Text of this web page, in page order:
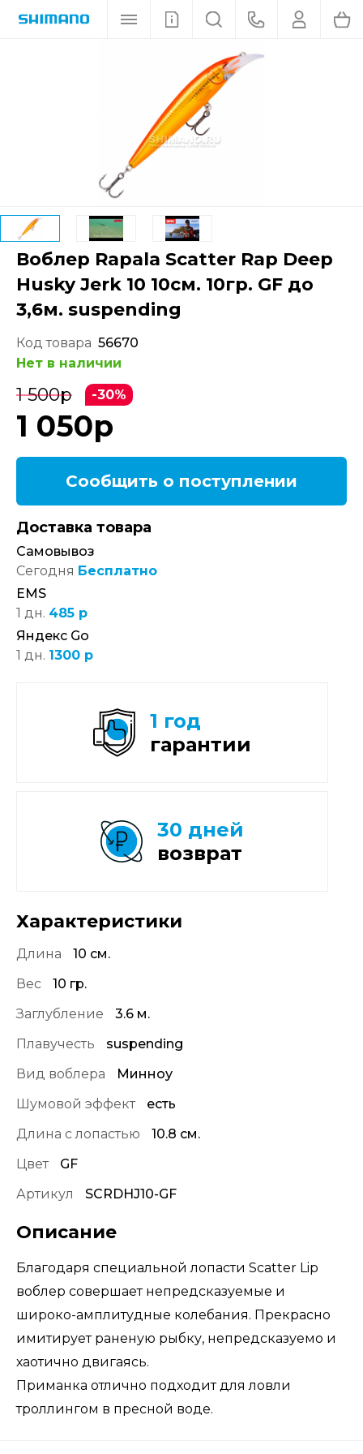
Воблер Rapala Scatter Rap Deep
Husky Jerk 10 10см. 10гр. GF до
3,6м. suspending
Код товара 56670
Нет в наличии
1 500р -30%
1 050р
Сообщить о поступлении
Доставка товара
Самовывоз
Сегодня Бесплатно
EMS
1 дн. 485 р
Яндекс Go
1 дн. 1300 р
Характеристики
Длина
10 см.
Вес
10 гр.
Заглубление
3.6 м.
Плавучесть
suspending
Вид воблера
Минноу
Шумовой эффект
есть
Длина с лопастью
10.8 см.
Цвет
GF
Артикул
SCRDHJ10-GF
Описание
Благодаря специальной лопасти Scatter Lip
воблер совершает непредсказуемые и
широко-амплитудные колебания. Прекрасно
имитирует раненую рыбку, непредсказуемо и
хаотично двигаясь.
Приманка отлично подходит для ловли
троллингом в пресной воде.
1 год
гарантии
30 дней
возврат